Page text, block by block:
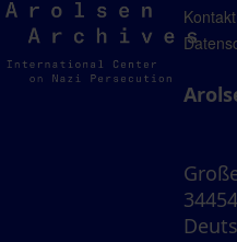
Arolsen
Archives
Kontakt